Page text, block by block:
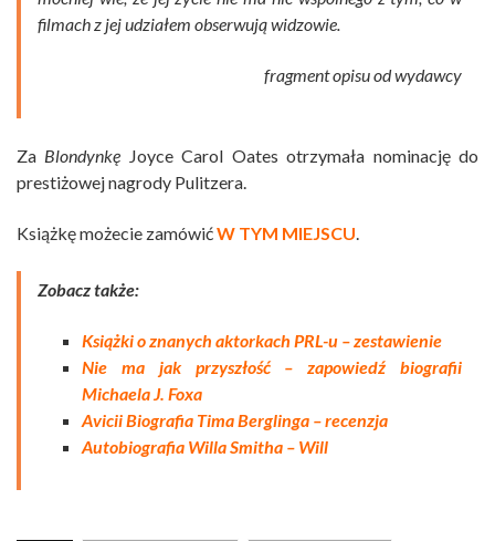
filmach z jej udziałem obserwują widzowie.
fragment opisu od wydawcy
Za Blondynkę Joyce Carol Oates otrzymała nominację do
prestiżowej nagrody Pulitzera.
Książkę możecie zamówićW TYM MIEJSCU.
Zobacz także:
Książki o znanych aktorkach PRL-u – zestawienie
Nie ma jak przyszłość – zapowiedź biografii
Michaela J. Foxa
Avicii Biografia Tima Berglinga – recenzja
Autobiografia Willa Smitha – Will